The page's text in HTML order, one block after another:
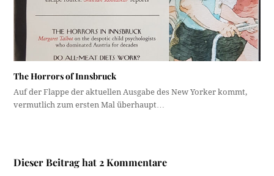
The Horrors of Innsbruck
Auf der Flappe der aktuellen Ausgabe des New Yorker kommt,
vermutlich zum ersten Mal überhaupt…
Dieser Beitrag hat 2 Kommentare